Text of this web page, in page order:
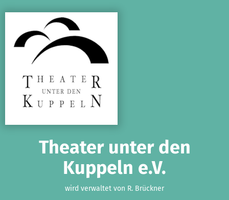
Theater unter den
Kuppeln e.V.
wird verwaltet von R. Brückner